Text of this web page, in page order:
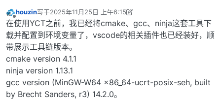
离线
houzin写于2025年11月25日 上午6:15
最后由 houzin 编辑2025年11月25日 下午2:22
在使用YCT之前，我已经将cmake、gcc、ninja这套工具下
载并配置到环境变量了，vscode的相关插件也已经装好，顺
带展示工具链版本。
cmake version 4.1.1
ninja version 1.13.1
gcc version (MinGW-W64 x86_64-ucrt-posix-seh, built
by Brecht Sanders, r3) 14.2.0。